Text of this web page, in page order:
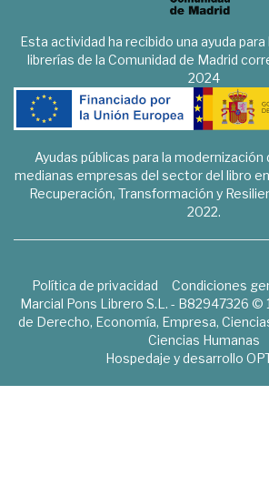
Esta actividad ha recibido una ayuda
librerías de la Comunidad de Madrid
2024
Ayudas públicas para la modernización
medianas empresas del sector del libro
Recuperación, Transformación y
2022.
Política de privacidad Condiciones
Marcial Pons Librero S.L. - B82947326 ©
de Derecho, Economía, Empresa,
Ciencias Humanas
Hospedaje y desarrollo